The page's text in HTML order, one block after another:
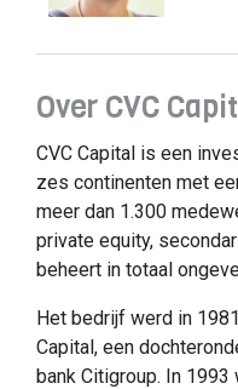
Over CVC
CVC Capital is een
zes continenten met
meer dan 1.300
private equity,
beheert in totaal
Het bedrijf werd in
Capital, een
bank Citigroup. In